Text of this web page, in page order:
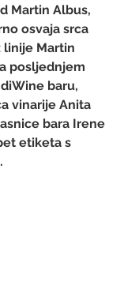
Martin Albus,
osvaja srca
linije Martin
posljednjem
diWine baru,
vinarije Anita
bara Irene
etiketa s